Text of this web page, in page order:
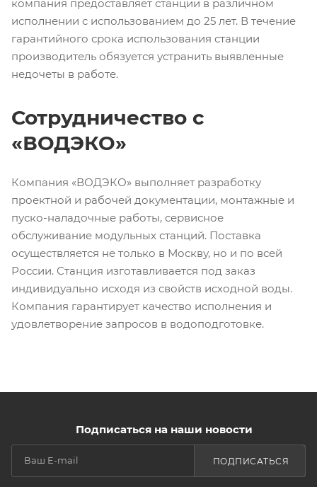
компания предоставляет станции в различном
исполнении с использованием до 25 лет. В течение
гарантийного срока использования станции
производитель обязуется устранить выявленные
недочеты в работе.
Сотрудничество с
«ВОДЭКО»
Компания «ВОДЭКО» выполняет разработку
проектной и рабочей документации, монтажные и
пуско-наладочные работы, сервисное
обслуживание модульных станций. Поставка
осуществляется не только в Москву, но и по всей
России. Станция изготавливается под заказ
индивидуально исходя из свойств исходной воды.
Компания гарантирует качество исполнения и
удовлетворение запросов в водоподготовке.
Подписаться на наши новости
ПОДПИСАТЬСЯ